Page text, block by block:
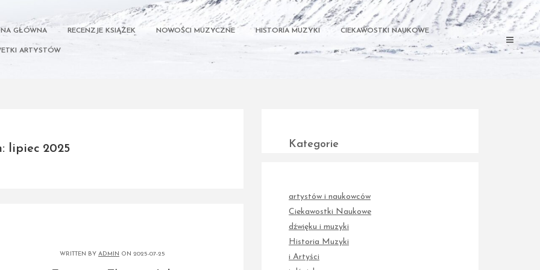
GŁÓWNA RECENZJE KSIĄŻEK NOWOŚCI MUZYCZNE HISTORIA MUZYKI CIEKAWOSTKI NAUKOWE
ARTYSTÓW
lipiec 2025
WRITTEN BY ADMIN ON 2025-07-25
Kategorie
artystów i naukowców
Ciekawostki Naukowe
dźwięku i muzyki
Historia Muzyki
i Artyści